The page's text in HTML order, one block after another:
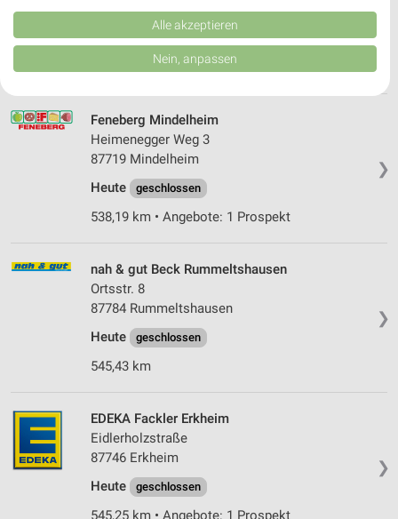
❯
87719 Mindelheim
Heute geschlossen
❯
Feneberg Mindelheim
Heimenegger Weg 3
87719 Mindelheim
Heute
geschlossen
538,19 km • Angebote: 1 Prospekt
❯
nah & gut Beck Rummeltshausen
Ortsstr. 8
87784 Rummeltshausen
Heute
geschlossen
545,43 km
❯
EDEKA Fackler Erkheim
Eidlerholzstraße
87746 Erkheim
Heute
geschlossen
545,25 km • Angebote: 1 Prospekt
Kombinationen von Daten aus verschiedenen Quellen. Entwicklung und
Verbesserung der Angebote. Verwendung reduzierter Daten zur Auswahl
von Inhalten.
Daten können außerhalb der Europäischen Union weitergegeben und in die
Website/App.
Partnerliste anzeigen (1 IAB-Anbieter)
Wir nutzen Ihre Daten für folgende Zwecke:
IAB-Verarbeitungszwecke:
Speichern von oder Zugriff auf Informationen
auf einem Endgerät
Werbeanzeigen
Erstellung von Profilen für personalisierte
Verwendung von Profilen zur Auswahl
personalisierter Werbung
von Inhalten
Verwendung von Profilen zur Auswahl
personalisierter Inhalte
Alle akzeptieren
Nein, anpassen